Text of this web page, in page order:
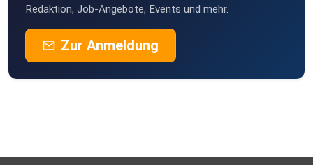
Buddel003
Dortmund
MLindaK
Redaktion, Job-Angebote, Events und mehr.
Zur Anmeldung